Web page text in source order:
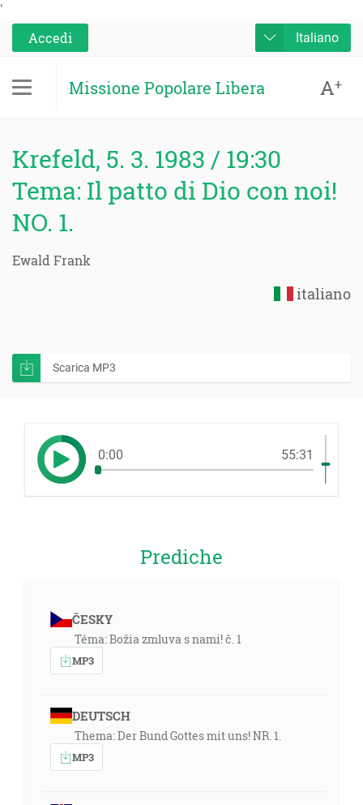
'
Accedi
Italiano
Missione Popolare Libera A+
Krefeld, 5. 3. 1983 / 19:30
Tema: Il patto di Dio con noi!
NO. 1.
Ewald Frank
italiano
Scarica MP3
0:00 55:31
Prediche
ČESKY
Téma: Božia zmluva s nami! č. 1
MP3
DEUTSCH
Thema: Der Bund Gottes mit uns! NR. 1.
MP3